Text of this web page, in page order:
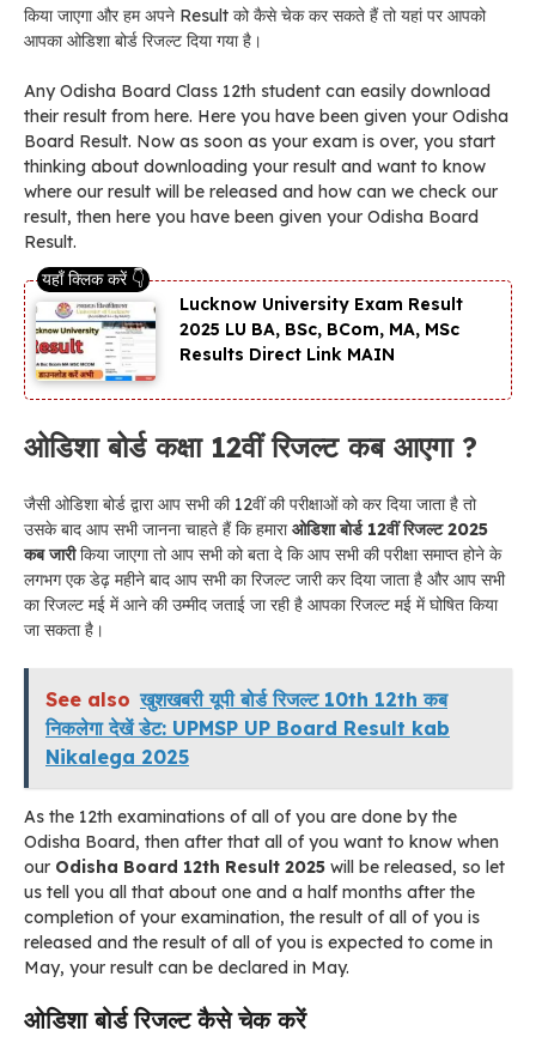
किया जाएगा और हम अपने Result को कैसे चेक कर सकते हैं तो यहां पर आपको
आपका ओडिशा बोर्ड रिजल्ट दिया गया है।
Any Odisha Board Class 12th student can easily download
their result from here. Here you have been given your Odisha
Board Result. Now as soon as your exam is over, you start
thinking about downloading your result and want to know
where our result will be released and how can we check our
result, then here you have been given your Odisha Board
Result.
Lucknow University Exam Result
2025 LU BA, BSc, BCom, MA, MSc
Results Direct Link MAIN
ओडिशा बोर्ड कक्षा 12वीं रिजल्ट कब आएगा ?
जैसी ओडिशा बोर्ड द्वारा आप सभी की 12वीं की परीक्षाओं को कर दिया जाता है तो
उसके बाद आप सभी जानना चाहते हैं कि हमाराओडिशा बोर्ड 12वीं रिजल्ट 2025
कब जारीकिया जाएगा तो आप सभी को बता दे कि आप सभी की परीक्षा समाप्त होने के
लगभग एक डेढ़ महीने बाद आप सभी का रिजल्ट जारी कर दिया जाता है और आप सभी
का रिजल्ट मई में आने की उम्मीद जताई जा रही है आपका रिजल्ट मई में घोषित किया
जा सकता है।
See also खुशखबरी यूपी बोर्ड रिजल्ट 10th 12th कब
निकलेगा देखें डेट: UPMSP UP Board Result kab
Nikalega 2025
As the 12th examinations of all of you are done by the
Odisha Board, then after that all of you want to know when
our Odisha Board 12th Result 2025 will be released, so let
us tell you all that about one and a half months after the
completion of your examination, the result of all of you is
released and the result of all of you is expected to come in
May, your result can be declared in May.
ओडिशा बोर्ड रिजल्ट कैसे चेक करें